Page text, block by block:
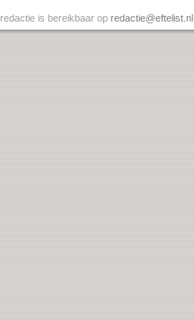
is bereikbaar op redactie@eftelist.nl